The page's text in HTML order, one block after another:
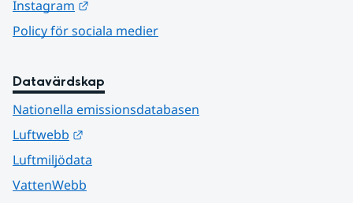
Instagram
Policy för sociala medier
Datavärdskap
Nationella emissionsdatabasen
Luftwebb
Luftmiljödata
VattenWebb